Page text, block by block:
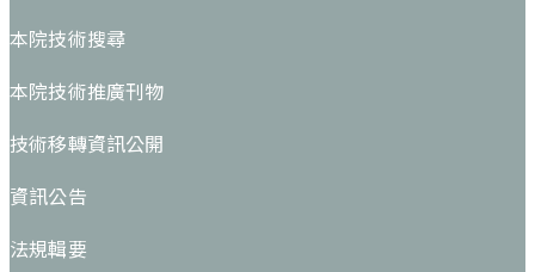
本院技術搜尋
本院技術推廣刊物
技術移轉資訊公開
資訊公告
法規輯要